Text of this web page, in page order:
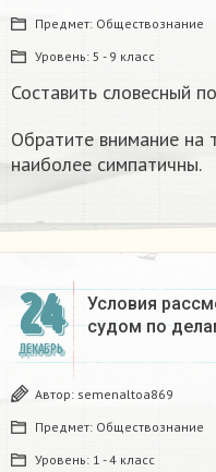
Предмет: Обществознание
Уровень: 5 - 9 класс
Составить словесный
Обратите внимание на
наиболее симпатичны.
24
ДЕКАБРЬ
Условия
судом по
Автор: semenaltoa869
Предмет: Обществознание
Уровень: 1 - 4 класс